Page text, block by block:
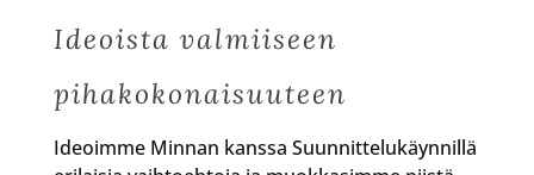
Ideoista valmiiseen
pihakokonaisuuteen
Ideoimme Minnan kanssa Suunnittelukäynnillä